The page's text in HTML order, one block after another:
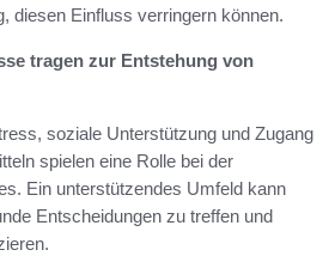
diesen Einfluss verringern können.
tragen zur Entstehung von
soziale Unterstützung und Zugang
spielen eine Rolle bei der
Ein unterstützendes Umfeld kann
Entscheidungen zu treffen und